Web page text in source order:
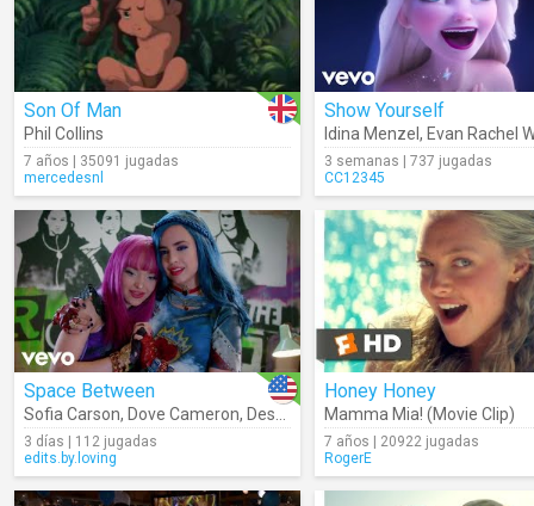
Son Of Man
Phil Collins
7 años | 35091 jugadas
mercedesnl
Show Yourself
Idina Menzel , Evan Rachel
3 semanas | 737 jugadas
CC12345
Space Between
Sofia Carson, Dove Cameron, Descendants – Cast
3 días | 112 jugadas
edits.by.loving
Honey Honey
Mamma Mia! (Movie Clip)
7 años | 20922 jugadas
RogerE